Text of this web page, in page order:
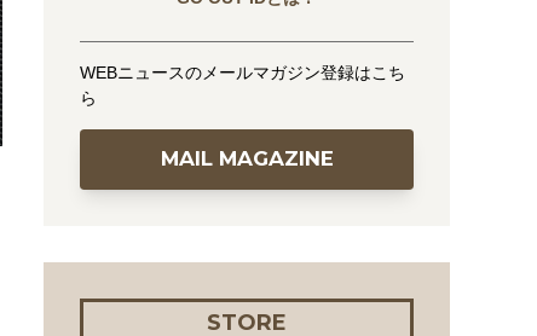
WEBニュースのメールマガジン登録はこち
ら
MAIL MAGAZINE
STORE